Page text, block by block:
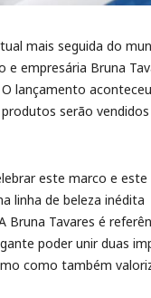
mais seguida do
e empresária Bruna
lançamento
serão
este marco e
linha de beleza
Bruna Tavares é
poder unir duas
como também